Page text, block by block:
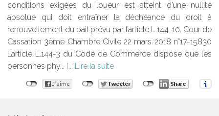
conditions exigées du loueur est atteint d’une nullité
absolue qui doit entraîner la déchéance du droit à
renouvellement du bail prévu par l’article L.144-10. Cour de
Cassation 3ème Chambre Civile 22 mars 2018 n°17-15830
L’article L.144-3 du Code de Commerce dispose que les
personnes phy...
Lire la suite